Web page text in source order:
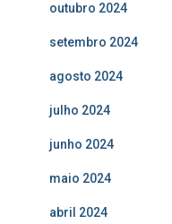
outubro 2024
setembro 2024
agosto 2024
julho 2024
junho 2024
maio 2024
abril 2024